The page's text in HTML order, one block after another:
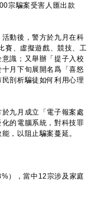
宗騙案受害人匯出款
動後，警方於九月在科
賽、虛擬遊戲、競技、工
識；又舉辦「提子入校
月下旬展開名爲「喜怒
剖析騙徒如何利用心理
九月成立「電子報案處
的電腦系統，對科技罪
，以阻止騙案蔓延。
），當中12宗涉及家庭